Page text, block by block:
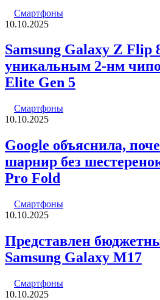
Смартфоны
10.10.2025
Samsung Galaxy Z Flip
уникальным 2-нм
Elite Gen 5
Смартфоны
10.10.2025
Google объяснила,
шарнир без
Pro Fold
Смартфоны
10.10.2025
Представлен
Samsung Galaxy M17
Смартфоны
10.10.2025